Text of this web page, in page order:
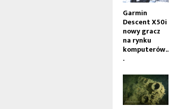
Garmin
Descent X50i
nowy gracz
na rynku
komputerów..
.